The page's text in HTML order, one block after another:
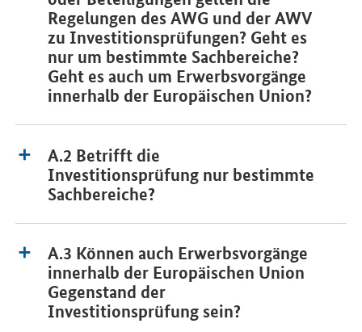
Regelungen des AWG und der AWV
zu Investitionsprüfungen? Geht es
nur um bestimmte Sachbereiche?
Geht es auch um Erwerbsvorgänge
innerhalb der Europäischen Union?
A.2 Betrifft die
Investitionsprüfung nur bestimmte
Sachbereiche?
A.3 Können auch Erwerbsvorgänge
innerhalb der Europäischen Union
Gegenstand der
Investitionsprüfung sein?